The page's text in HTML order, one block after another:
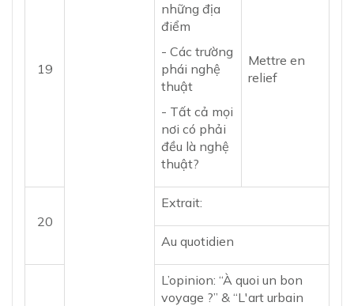
19
những địa
điểm
- Các trường
phái nghệ
thuật
- Tất cả mọi
nơi có phải
đều là nghệ
thuật?
Mettre en
relief
20
Extrait:
Au quotidien
L’opinion: “À quoi un bon
voyage ?” & “L'art urbain